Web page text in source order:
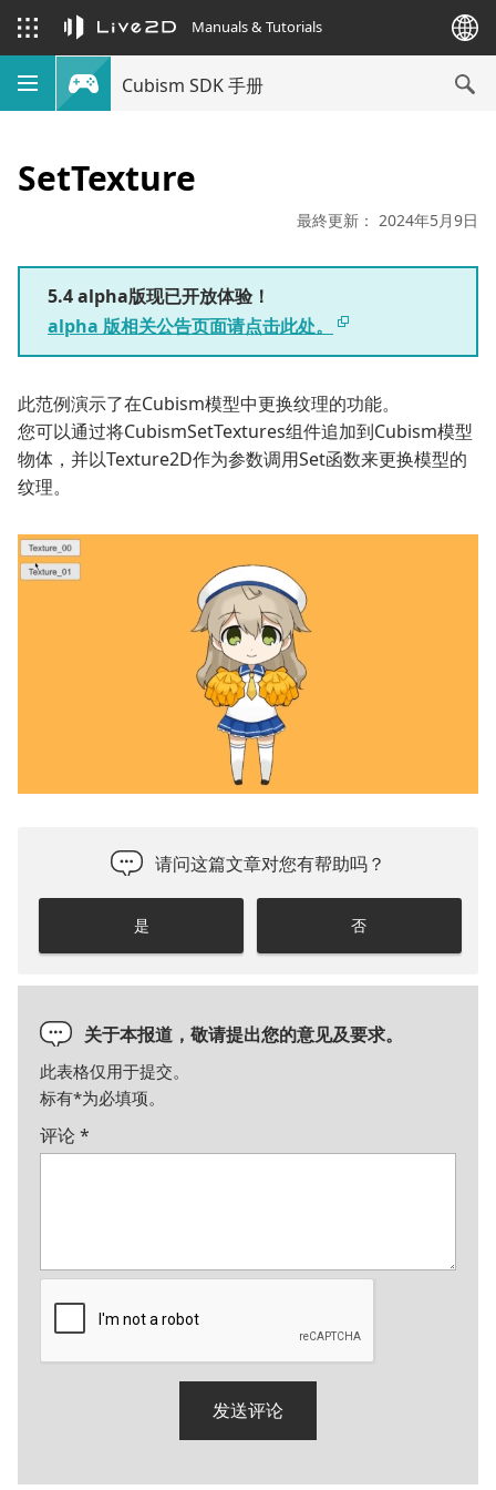
Manuals & Tutorials
Cubism SDK 手册
SetTexture
最終更新： 2024年5月9日
5.4 alpha版现已开放体验！
alpha 版相关公告页面请点击此处。
此范例演示了在Cubism模型中更换纹理的功能。
您可以通过将CubismSetTextures组件追加到Cubism模型
物体，并以Texture2D作为参数调用Set函数来更换模型的
纹理。
请问这篇文章对您有帮助吗？
是 否
关于本报道，敬请提出您的意见及要求。
此表格仅用于提交。
标有*为必填项。
评论*